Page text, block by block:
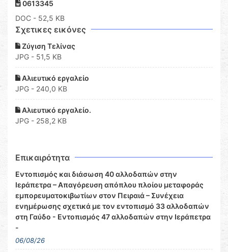
0613345
DOC - 52,5 KB
Σχετικες εικόνες
Ζύγιση Τελίνας
JPG - 51,5 KB
Αλιευτικό εργαλείο
JPG - 240,0 KB
Αλιευτικό εργαλείο.
JPG - 258,2 KB
Επικαιρότητα
Εντοπισμός και διάσωση 40 αλλοδαπών στην
Ιεράπετρα – Απαγόρευση απόπλου πλοίου μεταφοράς
εμπορευματοκιβωτίων στον Πειραιά – Συνέχεια
ενημέρωσης σχετικά με τον εντοπισμό 33 αλλοδαπών
στη Γαύδο - Εντοπισμός 47 αλλοδαπών στην Ιεράπετρα
-
06/08/26